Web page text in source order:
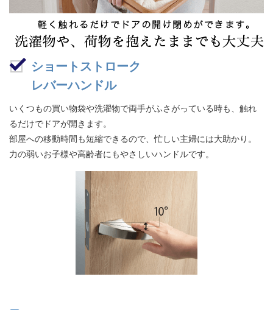
ショートストローク
レバーハンドル
いくつもの買い物袋や洗濯物で両手がふさがっている時も、触れ
るだけでドアが開きます。
部屋への移動時間も短縮できるので、忙しい主婦には大助かり。
力の弱いお子様や高齢者にもやさしいハンドルです。